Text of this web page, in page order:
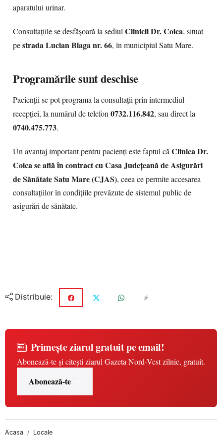
aparatului urinar.
Consultațiile se desfășoară la sediulClinicii Dr. Coica, situat
pestrada Lucian Blaga nr. 66, în municipiul Satu Mare.
Programările sunt deschise
Pacienții se pot programa la consultații prin intermediul
recepției, la numărul de telefon0732.116.842, sau direct la
0740.475.773.
Un avantaj important pentru pacienți este faptul căClinica Dr.
Coica se află în contract cu Casa Județeană de Asigurări
de Sănătate Satu Mare (CJAS), ceea ce permite accesarea
consultațiilor în condițiile prevăzute de sistemul public de
asigurări de sănătate.
Distribuie:
Primește ziarul gratuit pe email!
Abonează-te și citești ziarul Gazeta Nord-Vest zilnic, gratuit.
Abonează-te
Acasa Locale